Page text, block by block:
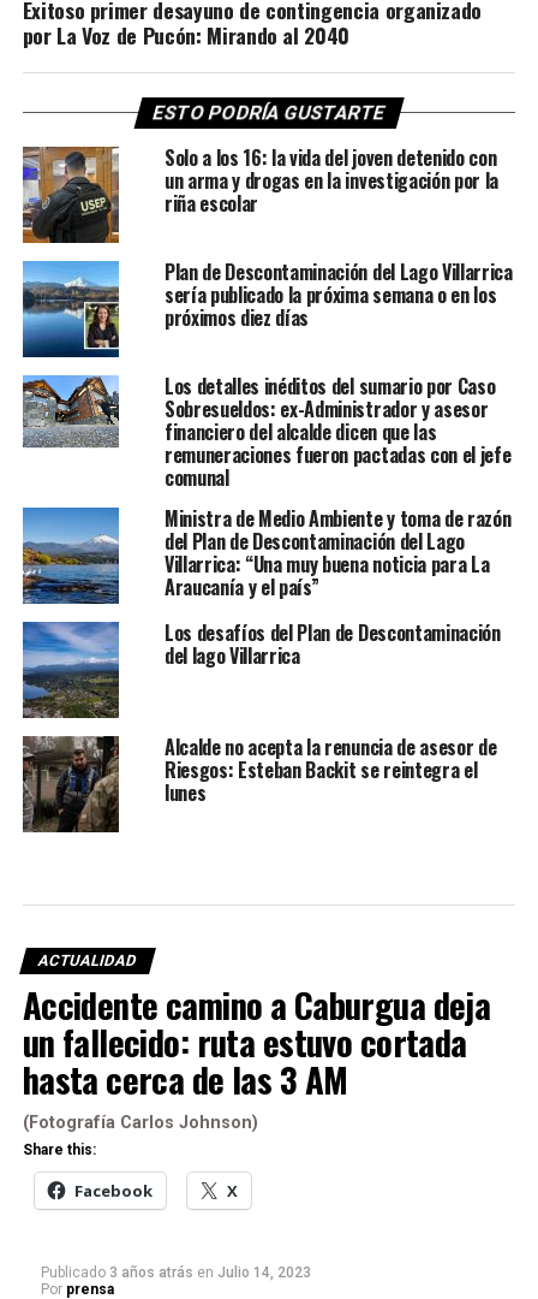
Exitoso primer desayuno de contingencia organizado
por La Voz de Pucón: Mirando al 2040
ESTO PODRÍA GUSTARTE
Solo a los 16: la vida del joven detenido con
un arma y drogas en la investigación por la
riña escolar
Plan de Descontaminación del Lago Villarrica
sería publicado la próxima semana o en los
próximos diez días
Los detalles inéditos del sumario por Caso
Sobresueldos: ex-Administrador y asesor
financiero del alcalde dicen que las
remuneraciones fueron pactadas con el jefe
comunal
Ministra de Medio Ambiente y toma de razón
del Plan de Descontaminación del Lago
Villarrica: “Una muy buena noticia para La
Araucanía y el país”
Los desafíos del Plan de Descontaminación
del lago Villarrica
Alcalde no acepta la renuncia de asesor de
Riesgos: Esteban Backit se reintegra el
lunes
ACTUALIDAD
Accidente camino a Caburgua deja
un fallecido: ruta estuvo cortada
hasta cerca de las 3 AM
(Fotografía Carlos Johnson)
Share this:
Facebook X
Publicado 3 años atrás en Julio 14, 2023
Por prensa